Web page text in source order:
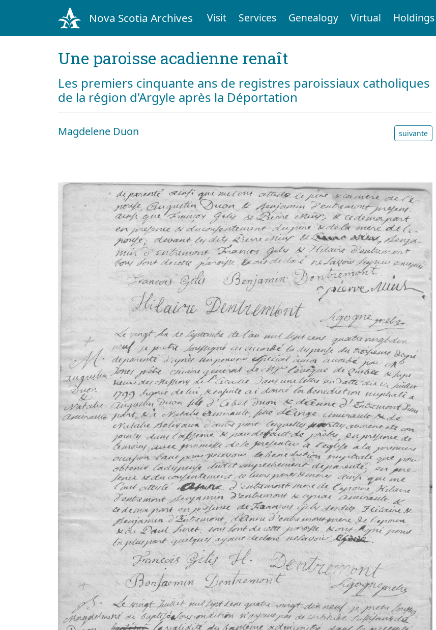
Nova Scotia Archives Visit Services Genealogy Virtual Holdings
Une paroisse acadienne renaît
Les premiers cinquante ans de registres paroissiaux catholiques
de la région d'Argyle après la Déportation
Magdelene Duon suivante